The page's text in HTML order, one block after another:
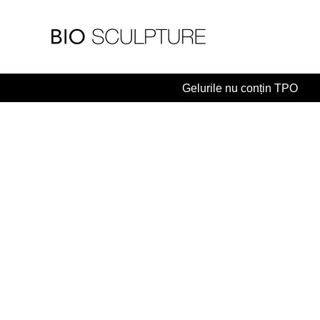
Gelurile nu conțin TPO